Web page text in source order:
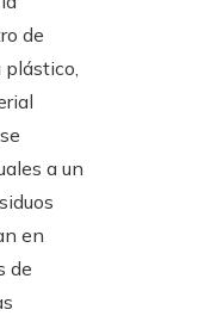
de
plástico,
a un
en
de